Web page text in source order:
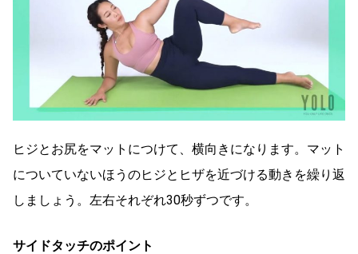
ヒジとお尻をマットにつけて、横向きになります。マット
についていないほうのヒジとヒザを近づける動きを繰り返
しましょう。左右それぞれ30秒ずつです。
サイドタッチのポイント